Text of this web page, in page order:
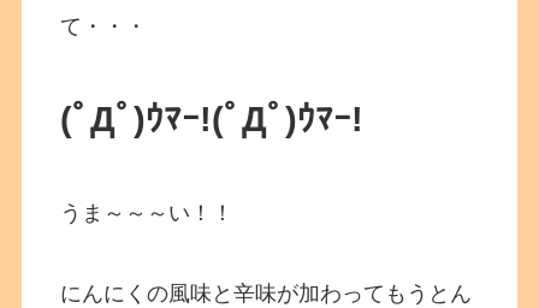
て・・・
(ﾟДﾟ)ｳﾏｰ!(ﾟДﾟ)ｳﾏｰ!
うま～～～い！！
にんにくの風味と辛味が加わってもうとん